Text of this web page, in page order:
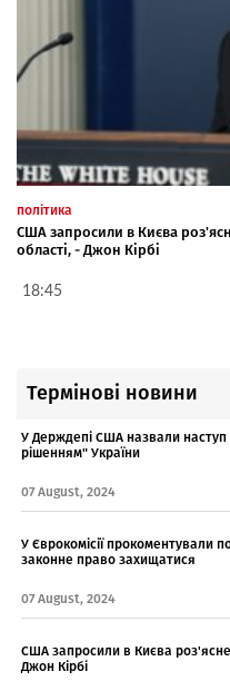
політика
США запросили в Києва
області, - Джон Кірбі
18:45
Термінові новини
У Держдепі США назвали наступ
рішенням" України
07 August, 2024
У Єврокомісії прокоментували
законне право захищатися
07 August, 2024
США запросили в Києва
Джон Кірбі